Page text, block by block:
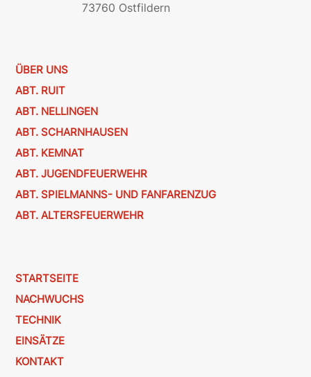
73760 Ostfildern
ÜBER UNS
ABT. RUIT
ABT. NELLINGEN
ABT. SCHARNHAUSEN
ABT. KEMNAT
ABT. JUGENDFEUERWEHR
ABT. SPIELMANNS- UND FANFARENZUG
ABT. ALTERSFEUERWEHR
STARTSEITE
NACHWUCHS
TECHNIK
EINSÄTZE
KONTAKT